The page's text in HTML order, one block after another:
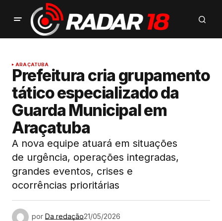
ARAÇATUBA
Prefeitura cria grupamento
tático especializado da
Guarda Municipal em
Araçatuba
A nova equipe atuará em situações
de urgência, operações integradas,
grandes eventos, crises e
ocorrências prioritárias
por Da redação21/05/2026